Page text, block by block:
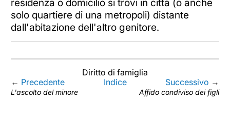
solo quartiere di una metropoli) distante
dall'abitazione dell'altro genitore.
Diritto di famiglia
← Precedente
L'ascolto del minore
Indice Successivo →
Affido condiviso dei figli